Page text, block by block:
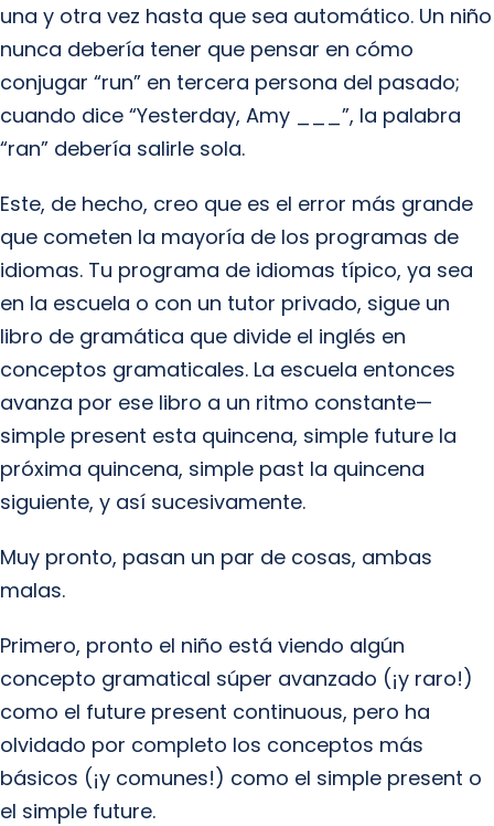
una y otra vez hasta que sea automático. Un niño
nunca debería tener que pensar en cómo
conjugar “run” en tercera persona del pasado;
cuando dice “Yesterday, Amy ___”, la palabra
“ran” debería salirle sola.
Este, de hecho, creo que es el error más grande
que cometen la mayoría de los programas de
idiomas. Tu programa de idiomas típico, ya sea
en la escuela o con un tutor privado, sigue un
libro de gramática que divide el inglés en
conceptos gramaticales. La escuela entonces
avanza por ese libro a un ritmo constante—
simple present esta quincena, simple future la
próxima quincena, simple past la quincena
siguiente, y así sucesivamente.
Muy pronto, pasan un par de cosas, ambas
malas.
Primero, pronto el niño está viendo algún
concepto gramatical súper avanzado (¡y raro!)
como el future present continuous, pero ha
olvidado por completo los conceptos más
básicos (¡y comunes!) como el simple present o
el simple future.